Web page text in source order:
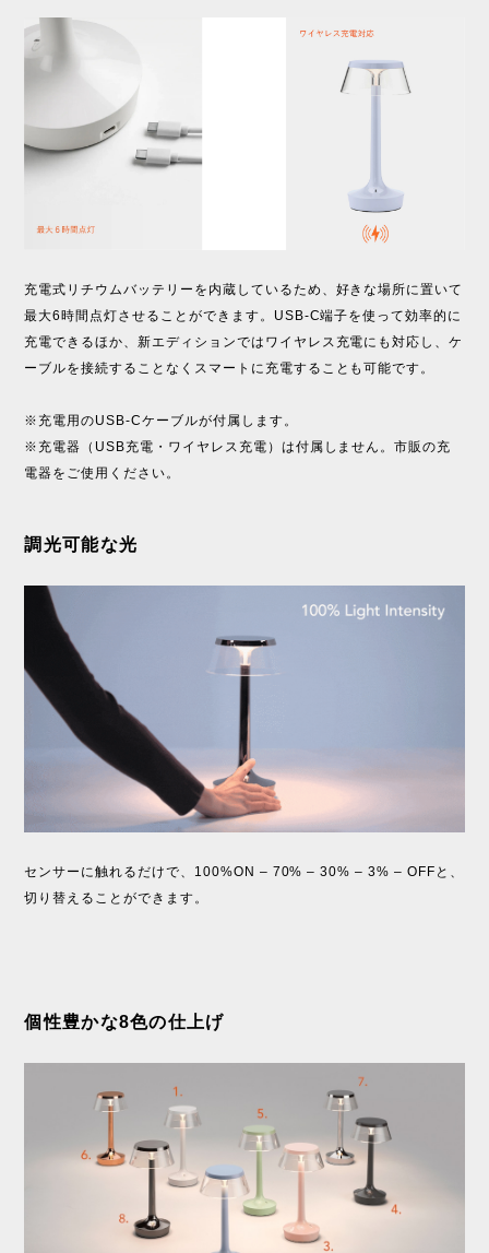
充電式リチウムバッテリーを内蔵しているため、好きな場所に置いて
最大6時間点灯させることができます。USB-C端子を使って効率的に
充電できるほか、新エディションではワイヤレス充電にも対応し、ケ
ーブルを接続することなくスマートに充電することも可能です。
※充電用のUSB-Cケーブルが付属します。
※充電器（USB充電・ワイヤレス充電）は付属しません。市販の充
電器をご使用ください。
調光可能な光
センサーに触れるだけで、100%ON – 70% – 30% – 3% – OFFと、
切り替えることができます。
個性豊かな8色の仕上げ